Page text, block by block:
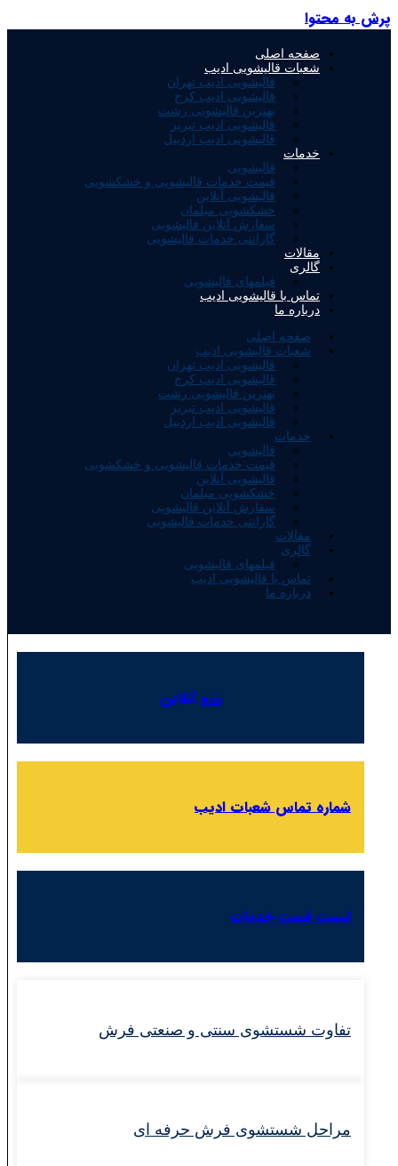
به محتوا
صفحه اصلی
شعبات قالیشویی ادیب
قالیشویی ادیب تهران
قالیشویی ادیب کرج
بهترین قالیشویی رشت
قالیشویی ادیب تبریز
قالیشویی ادیب اردبیل
خدمات
قالیشویی
قیمت خدمات قالیشویی و خشکشویی
قالیشویی آنلاین
خشکشویی مبلمان
سفارش آنلاین قالیشویی
گارانتی خدمات قالیشویی
مقالات
گالری
فیلمهای قالیشویی
تماس با قالیشویی ادیب
درباره ما
صفحه اصلی
شعبات قالیشویی ادیب
قالیشویی ادیب تهران
قالیشویی ادیب کرج
بهترین قالیشویی رشت
قالیشویی ادیب تبریز
قالیشویی ادیب اردبیل
خدمات
قالیشویی
قیمت خدمات قالیشویی و خشکشویی
قالیشویی آنلاین
خشکشویی مبلمان
سفارش آنلاین قالیشویی
گارانتی خدمات قالیشویی
مقالات
گالری
فیلمهای قالیشویی
تماس با قالیشویی ادیب
درباره ما
رزرو آنلاین
شماره تماس شعبات ادیب
لیست قیمت خدمات
تفاوت شستشوی سنتی و صنعتی فرش
مراحل شستشوی فرش حرفه‌ ای